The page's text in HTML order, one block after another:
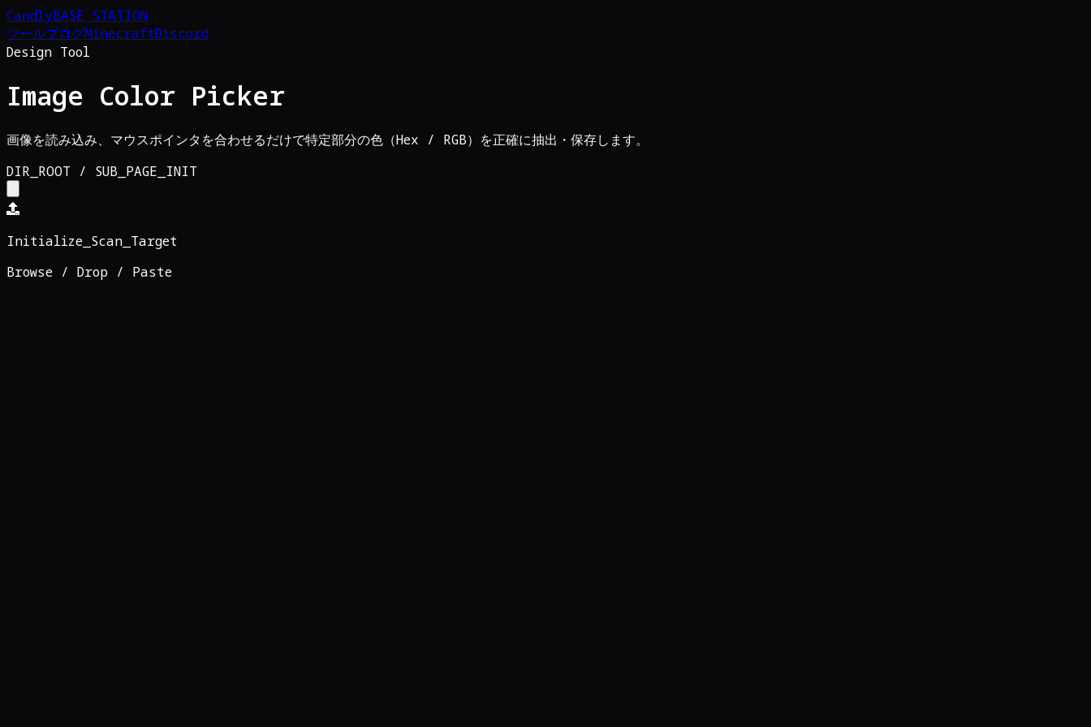
CandlyBASE_STATION
ツールブログMinecraftDiscord
Design Tool
Image Color Picker
画像を読み込み、マウスポインタを合わせるだけで特定部分の色（Hex / RGB）を正確に抽出・保存します。
DIR_ROOT / SUB_PAGE_INIT
Initialize_Scan_Target
Browse / Drop / Paste